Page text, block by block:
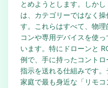
とめようとします。しか
は、カテゴリーではなく
す。これらはすべて、物
コンや専用デバイスを使
います。特にドローンと
例で、手に持ったコント
指示を送れる仕組みです
家庭で最も身近な「リモ